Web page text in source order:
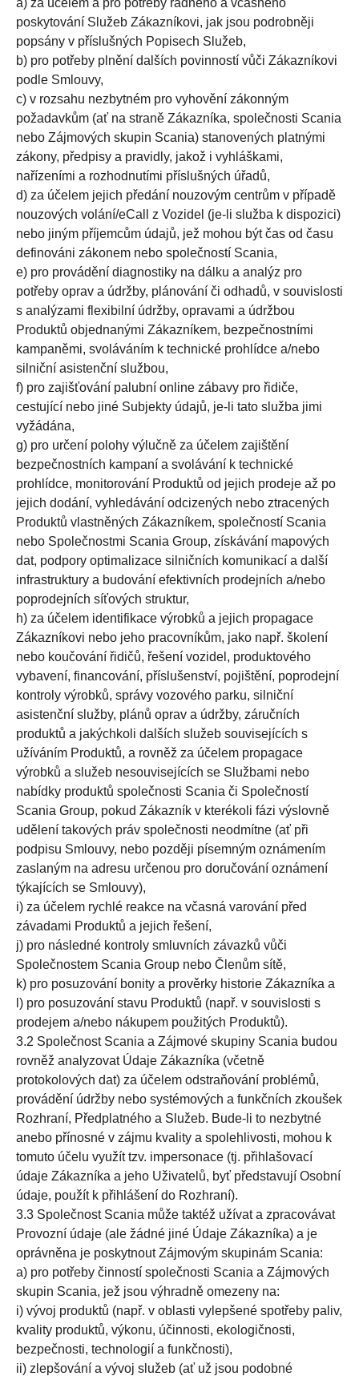
a) za účelem a pro potřeby řádného a včasného
poskytování Služeb Zákazníkovi, jak jsou podrobněji
popsány v příslušných Popisech Služeb,
b) pro potřeby plnění dalších povinností vůči Zákazníkovi
podle Smlouvy,
c) v rozsahu nezbytném pro vyhovění zákonným
požadavkům (ať na straně Zákazníka, společnosti Scania
nebo Zájmových skupin Scania) stanovených platnými
zákony, předpisy a pravidly, jakož i vyhláškami,
nařízeními a rozhodnutími příslušných úřadů,
d) za účelem jejich předání nouzovým centrům v případě
nouzových volání/eCall z Vozidel (je-li služba k dispozici)
nebo jiným příjemcům údajů, jež mohou být čas od času
definováni zákonem nebo společností Scania,
e) pro provádění diagnostiky na dálku a analýz pro
potřeby oprav a údržby, plánování či odhadů, v souvislosti
s analýzami flexibilní údržby, opravami a údržbou
Produktů objednanými Zákazníkem, bezpečnostními
kampaněmi, svoláváním k technické prohlídce a/nebo
silniční asistenční službou,
f) pro zajišťování palubní online zábavy pro řidiče,
cestující nebo jiné Subjekty údajů, je-li tato služba jimi
vyžádána,
g) pro určení polohy výlučně za účelem zajištění
bezpečnostních kampaní a svolávání k technické
prohlídce, monitorování Produktů od jejich prodeje až po
jejich dodání, vyhledávání odcizených nebo ztracených
Produktů vlastněných Zákazníkem, společností Scania
nebo Společnostmi Scania Group, získávání mapových
dat, podpory optimalizace silničních komunikací a další
infrastruktury a budování efektivních prodejních a/nebo
poprodejních síťových struktur,
h) za účelem identifikace výrobků a jejich propagace
Zákazníkovi nebo jeho pracovníkům, jako např. školení
nebo koučování řidičů, řešení vozidel, produktového
vybavení, financování, příslušenství, pojištění, poprodejní
kontroly výrobků, správy vozového parku, silniční
asistenční služby, plánů oprav a údržby, záručních
produktů a jakýchkoli dalších služeb souvisejících s
užíváním Produktů, a rovněž za účelem propagace
výrobků a služeb nesouvisejících se Službami nebo
nabídky produktů společnosti Scania či Společností
Scania Group, pokud Zákazník v kterékoli fázi výslovně
udělení takových práv společnosti neodmítne (ať při
podpisu Smlouvy, nebo později písemným oznámením
zaslaným na adresu určenou pro doručování oznámení
týkajících se Smlouvy),
i) za účelem rychlé reakce na včasná varování před
závadami Produktů a jejich řešení,
j) pro následné kontroly smluvních závazků vůči
Společnostem Scania Group nebo Členům sítě,
k) pro posuzování bonity a prověrky historie Zákazníka a
l) pro posuzování stavu Produktů (např. v souvislosti s
prodejem a/nebo nákupem použitých Produktů).
3.2 Společnost Scania a Zájmové skupiny Scania budou
rovněž analyzovat Údaje Zákazníka (včetně
protokolových dat) za účelem odstraňování problémů,
provádění údržby nebo systémových a funkčních zkoušek
Rozhraní, Předplatného a Služeb. Bude-li to nezbytné
anebo přínosné v zájmu kvality a spolehlivosti, mohou k
tomuto účelu využít tzv. impersonace (tj. přihlašovací
údaje Zákazníka a jeho Uživatelů, byť představují Osobní
údaje, použít k přihlášení do Rozhraní).
3.3 Společnost Scania může taktéž užívat a zpracovávat
Provozní údaje (ale žádné jiné Údaje Zákazníka) a je
oprávněna je poskytnout Zájmovým skupinám Scania:
a) pro potřeby činností společnosti Scania a Zájmových
skupin Scania, jež jsou výhradně omezeny na:
i) vývoj produktů (např. v oblasti vylepšené spotřeby paliv,
kvality produktů, výkonu, účinnosti, ekologičnosti,
bezpečnosti, technologií a funkčnosti),
ii) zlepšování a vývoj služeb (ať už jsou podobné